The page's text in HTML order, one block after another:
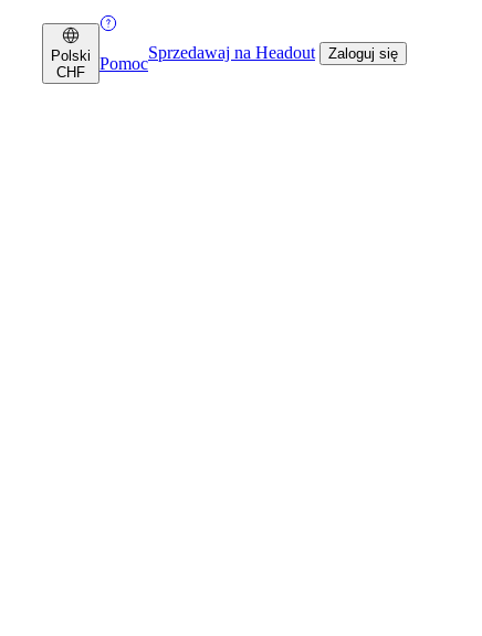
Polski
CHF
Pomoc
Sprzedawaj na Headout Zaloguj się